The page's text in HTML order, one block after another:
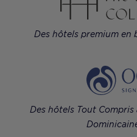
Des hôtels premium en
Des hôtels Tout Compris